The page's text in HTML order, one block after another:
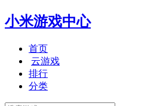
小米游戏中心
首页
云游戏
排行
分类